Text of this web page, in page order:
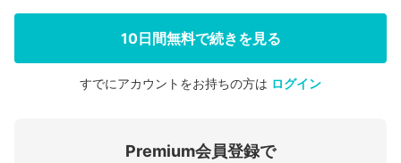
会員登録する
ログインする
10日間無料で続きを見る
すでにアカウントをお持ちの方は ログイン
Premium会員登録で